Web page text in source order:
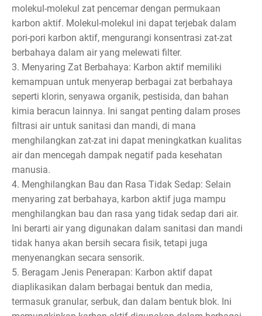
molekul-molekul zat pencemar dengan permukaan
karbon aktif. Molekul-molekul ini dapat terjebak dalam
pori-pori karbon aktif, mengurangi konsentrasi zat-zat
berbahaya dalam air yang melewati filter.
3. Menyaring Zat Berbahaya: Karbon aktif memiliki
kemampuan untuk menyerap berbagai zat berbahaya
seperti klorin, senyawa organik, pestisida, dan bahan
kimia beracun lainnya. Ini sangat penting dalam proses
filtrasi air untuk sanitasi dan mandi, di mana
menghilangkan zat-zat ini dapat meningkatkan kualitas
air dan mencegah dampak negatif pada kesehatan
manusia.
4. Menghilangkan Bau dan Rasa Tidak Sedap: Selain
menyaring zat berbahaya, karbon aktif juga mampu
menghilangkan bau dan rasa yang tidak sedap dari air.
Ini berarti air yang digunakan dalam sanitasi dan mandi
tidak hanya akan bersih secara fisik, tetapi juga
menyenangkan secara sensorik.
5. Beragam Jenis Penerapan: Karbon aktif dapat
diaplikasikan dalam berbagai bentuk dan media,
termasuk granular, serbuk, dan dalam bentuk blok. Ini